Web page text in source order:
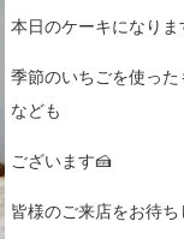
本日のケーキになり
季節のいちごを使っ
なども
ございます🍰
皆様のご来店をお待